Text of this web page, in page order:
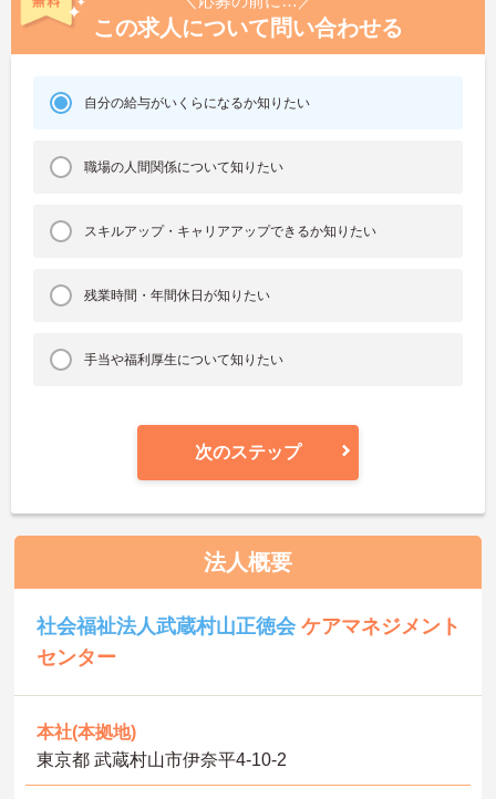
この求人について問い合わせる
自分の給与がいくらになるか知りたい
職場の人間関係について知りたい
スキルアップ・キャリアアップできるか知りたい
残業時間・年間休日が知りたい
手当や福利厚生について知りたい
次のステップ
法人概要
社会福祉法人武蔵村山正徳会ケアマネジメント
センター
本社(本拠地)
東京都 武蔵村山市伊奈平4-10-2